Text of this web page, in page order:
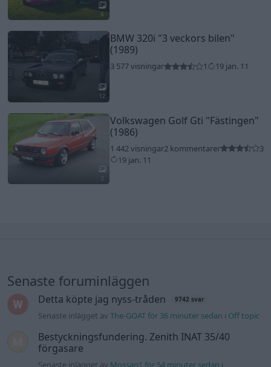
6
12
BMW 320i "3 veckors bilen"
(1989)
3 577 visningar 1 19 jan. 11
2
Volkswagen Golf Gti "Fästingen"
(1986)
1 442 visningar2 kommentarer
3
19 jan. 11
Senaste foruminläggen
Detta köpte jag nyss-tråden 9742 svar
Senaste inlägget avThe-GOAT för 36 minuter sedan i Off topic
Bestyckningsfundering. Zenith INAT 35/40
förgasare
Senaste inlägget av Mossan1 för 54 minuter sedan i